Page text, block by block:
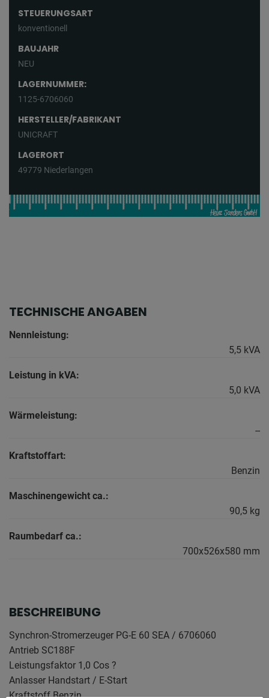
STEUERUNGSART
konventionell
BAUJAHR
NEU
LAGERNUMMER:
1125-6706060
HERSTELLER/FABRIKANT
UNICRAFT
LAGERORT
49779 Niederlangen
TECHNISCHE ANGABEN
Nennleistung:
5,5 kVA
Leistung in kVA:
5,0 kVA
Wärmeleistung:
--
Kraftstoffart:
Benzin
Maschinengewicht ca.:
90,5 kg
Raumbedarf ca.:
700x526x580 mm
BESCHREIBUNG
Synchron-Stromerzeuger PG-E 60 SEA / 6706060
Antrieb SC188F
Leistungsfaktor 1,0 Cos ?
Anlasser Handstart / E-Start
Kraftstoff Benzin